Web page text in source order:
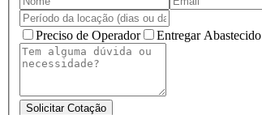
Preciso de Operador Entregar Abastecido
Solicitar Cotação